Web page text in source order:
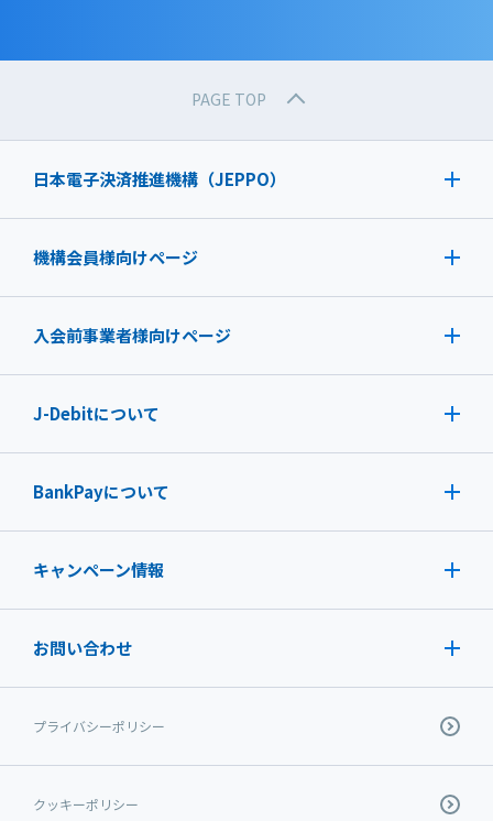
PAGE TOP
日本電子決済推進機構（JEPPO）
機構会員様向けページ
入会前事業者様向けページ
J-Debitについて
BankPayについて
キャンペーン情報
お問い合わせ
プライバシーポリシー
クッキーポリシー